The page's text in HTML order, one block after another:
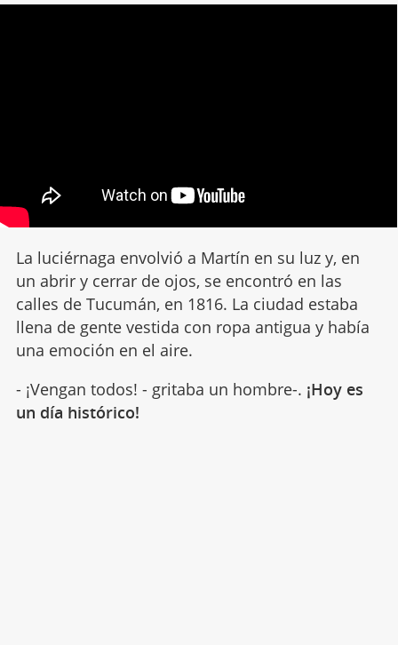
La luciérnaga envolvió a Martín en su luz y, en
un abrir y cerrar de ojos, se encontró en las
calles de Tucumán, en 1816. La ciudad estaba
llena de gente vestida con ropa antigua y había
una emoción en el aire.
- ¡Vengan todos! - gritaba un hombre-. ¡Hoy es
un día histórico!